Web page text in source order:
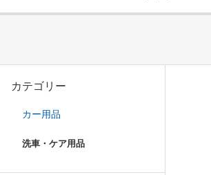
カテゴリー
カー用品
洗車・ケア用品